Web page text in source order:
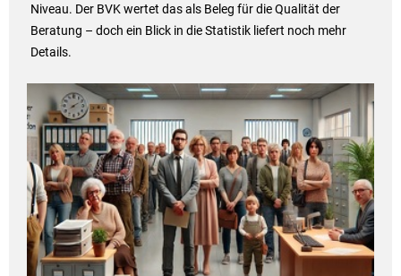
Niveau. Der BVK wertet das als Beleg für die Qualität der
Beratung – doch ein Blick in die Statistik liefert noch mehr
Details.